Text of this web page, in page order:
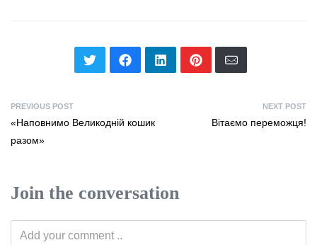
PREVIOUS POST
«Наповнимо Великодній кошик
разом»
NEXT POST
Вітаємо переможця!
Join the conversation